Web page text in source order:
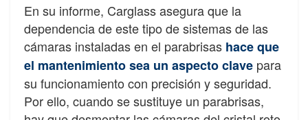
En su informe, Carglass asegura que la
dependencia de este tipo de sistemas de las
cámaras instaladas en el parabrisas hace que
el mantenimiento sea un aspecto clave para
su funcionamiento con precisión y seguridad.
Por ello, cuando se sustituye un parabrisas,